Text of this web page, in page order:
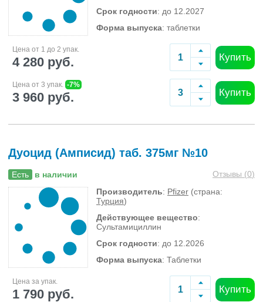
Срок годности: до 12.2027
Форма выпуска: таблетки
Цена от 1 до 2 упак.
4 280 руб. Купить
Цена от 3 упак. -7%
3 960 руб. Купить
Дуоцид (Амписид) таб. 375мг №10
Есть в наличии Отзывы (0)
Производитель: Pfizer (страна:
Турция)
Действующее вещество:
Сультамициллин
Срок годности: до 12.2026
Форма выпуска: Таблетки
Цена за упак.
1 790 руб. Купить